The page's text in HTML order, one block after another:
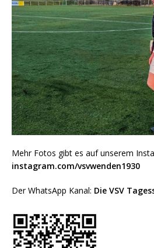
Mehr Fotos gibt es auf unserem
instagram.com/vsvwenden1930
Der WhatsApp Kanal: Die VSV